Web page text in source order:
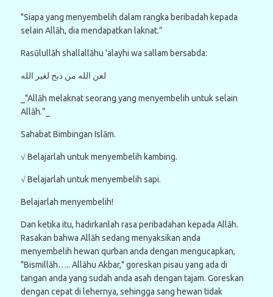
"Siapa yang menyembelih dalam rangka beribadah kepada
selain Allāh, dia mendapatkan laknat.”
Rasūlullāh shallallāhu 'alayhi wa sallam bersabda:
لعن الله من ذبح لغير الله
_"Allāh melaknat seorang yang menyembelih untuk selain
Allāh.”_
Sahabat Bimbingan Islām.
√ Belajarlah untuk menyembelih kambing.
√ Belajarlah untuk menyembelih sapi.
Belajarlah menyembelih!
Dan ketika itu, hadirkanlah rasa peribadahan kepada Allāh.
Rasakan bahwa Allāh sedang menyaksikan anda
menyembelih hewan qurban anda dengan mengucapkan,
"Bismillāh….. Allāhu Akbar," goreskan pisau yang ada di
tangan anda yang sudah anda asah dengan tajam. Goreskan
dengan cepat di lehernya, sehingga sang hewan tidak